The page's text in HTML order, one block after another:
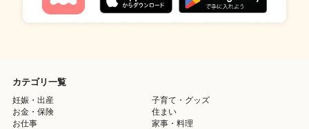
カテゴリ一覧
妊娠・出産
子育て・グッズ
お金・保険
住まい
お仕事
家事・料理